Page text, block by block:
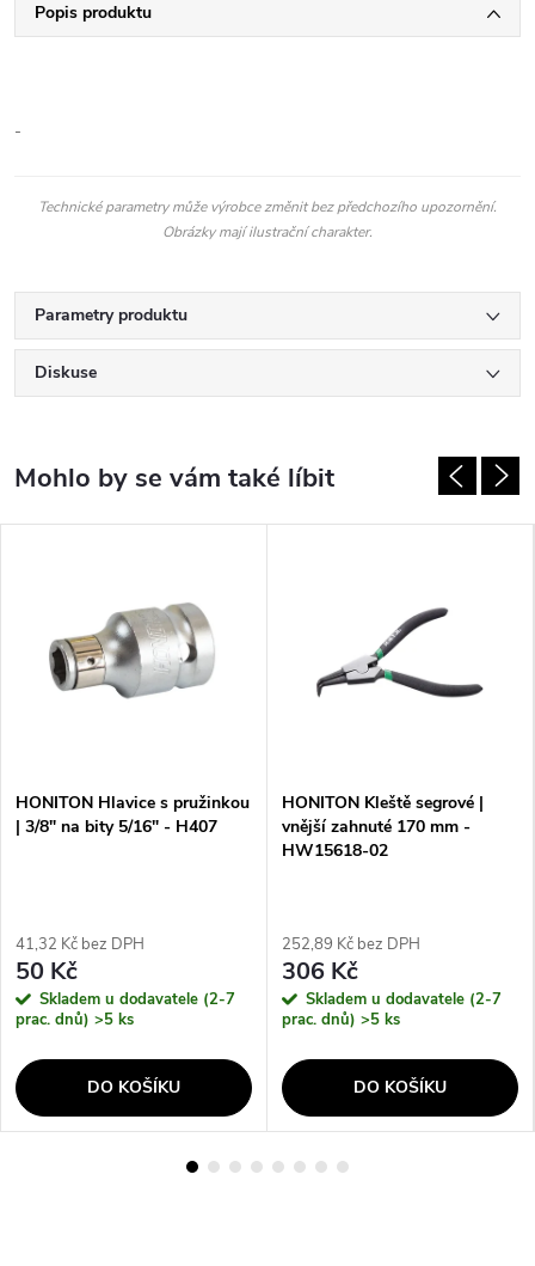
Popis produktu
-
Technické parametry může výrobce změnit bez předchozího upozornění.
Obrázky mají ilustrační charakter.
Parametry produktu
Diskuse
HONITON Hlavice s pružinkou
| 3/8" na bity 5/16" - H407
41,32 Kč bez DPH
50 Kč
Skladem u dodavatele (2-7
prac. dnů) >5 ks
DO KOŠÍKU
HONITON Kleště segrové |
vnější zahnuté 170 mm -
HW15618-02
252,89 Kč bez DPH
306 Kč
Skladem u dodavatele (2-7
prac. dnů) >5 ks
DO KOŠÍKU